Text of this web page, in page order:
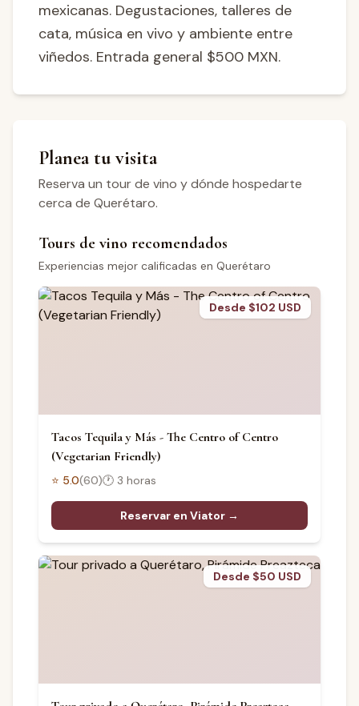
mexicanas. Degustaciones, talleres de
cata, música en vivo y ambiente entre
viñedos. Entrada general $500 MXN.
Planea tu visita
Reserva un tour de vino y dónde hospedarte
cerca de Querétaro.
Tours de vino recomendados
Experiencias mejor calificadas en Querétaro
Desde $102 USD
Tacos Tequila y Más - The Centro of Centro
(Vegetarian Friendly)
⭐ 5.0(60)🕐 3 horas
Reservar en Viator →
Desde $50 USD